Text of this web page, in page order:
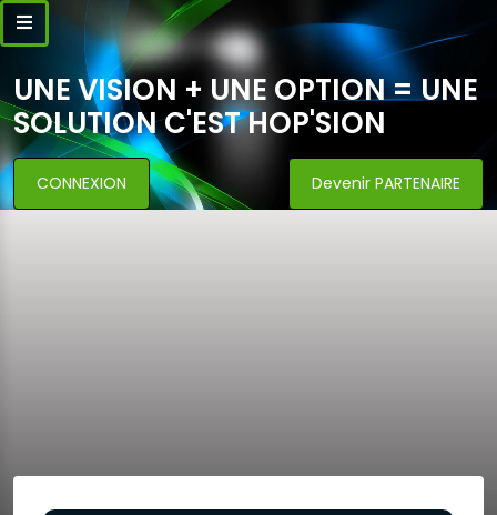
UNE VISION + UNE OPTION = UNE
SOLUTION C'EST HOP'SION
CONNEXION Devenir PARTENAIRE